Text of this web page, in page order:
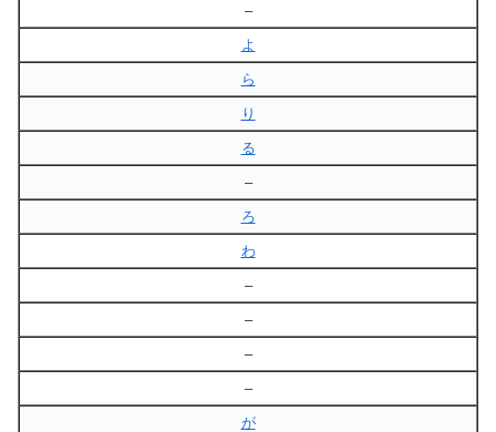
–
よ
ら
り
る
–
ろ
わ
–
–
–
–
が